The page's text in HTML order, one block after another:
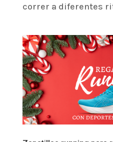
correr a diferentes